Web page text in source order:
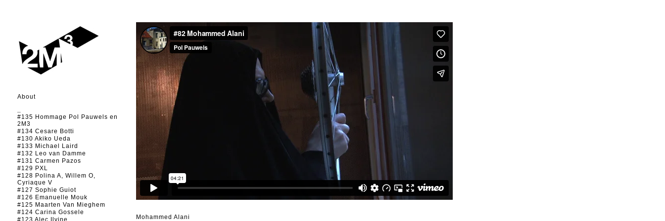
About
#135 Hommage Pol Pauwels en
2M3
#134 Cesare Botti
#130 Akiko Ueda
#133 Michael Laird
#132 Leo van Damme
#131 Carmen Pazos
#129 PXL
#128 Polina A, Willem O,
Cyriaque V
#127 Sophie Guiot
#126 Emanuelle Mouk
#125 Maarten Van Mieghem
#124 Carina Gossele
#123 Alec Ilyine
Mohammed Alani